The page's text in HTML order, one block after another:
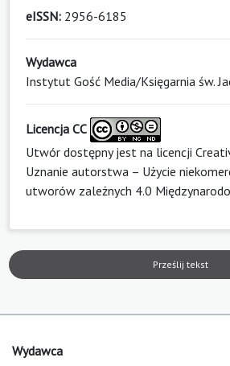
eISSN: 2956-6185
Wydawca
Instytut Gość Media/Księgarnia św.
Licencja CC
Utwór dostępny jest na licencji
Uznanie autorstwa – Użycie
utworów zależnych 4.0
Prześlij tekst
Wydawca